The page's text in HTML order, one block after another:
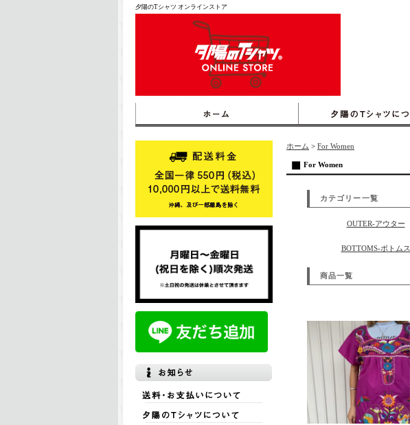
夕陽のTシャツ オンラインストア
ホーム > For Women
For Women
カテゴリー一覧
OUTER-アウター
BOTTOMS-ボトムス
商品一覧